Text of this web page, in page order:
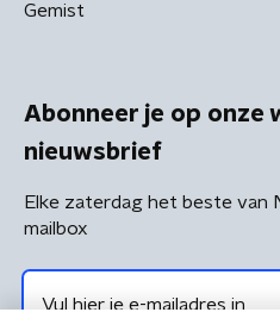
Gemist
Abonneer je op onze
nieuwsbrief
Elke zaterdag het beste van
mailbox